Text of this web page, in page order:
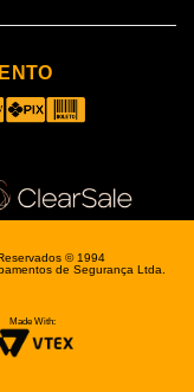
© 1994
de Segurança Ltda.
Made With: